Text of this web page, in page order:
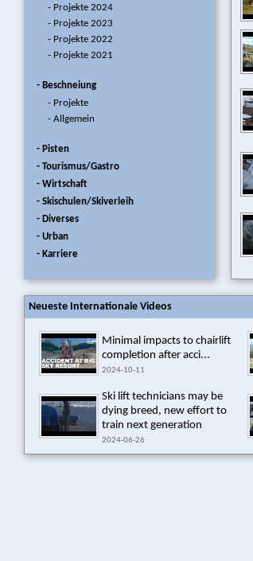
- Projekte 2024
- Projekte 2023
- Projekte 2022
- Projekte 2021
- Beschneiung
- Projekte
- Allgemein
- Pisten
- Tourismus/Gastro
- Wirtschaft
- Skischulen/Skiverleih
- Diverses
- Urban
- Karriere
Neueste Internationale Videos
Minimal impacts to chairlift
completion after acci...
2024-10-11
Ski lift technicians may be
dying breed, new effort to
train next generation
2024-06-26